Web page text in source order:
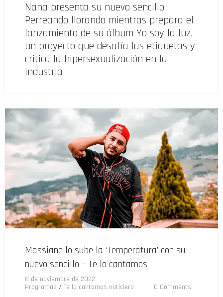
Nana presenta su nuevo sencillo
Perreando llorando mientras prepara el
lanzamiento de su álbum Yo soy la luz,
un proyecto que desafía las etiquetas y
critica la hipersexualización en la
industria
Massianello sube la ‘Temperatura’ con su
nuevo sencillo – Te lo cantamos
8 de noviembre de 2022
Programas / Te lo cantamos noticiero 0 Comments